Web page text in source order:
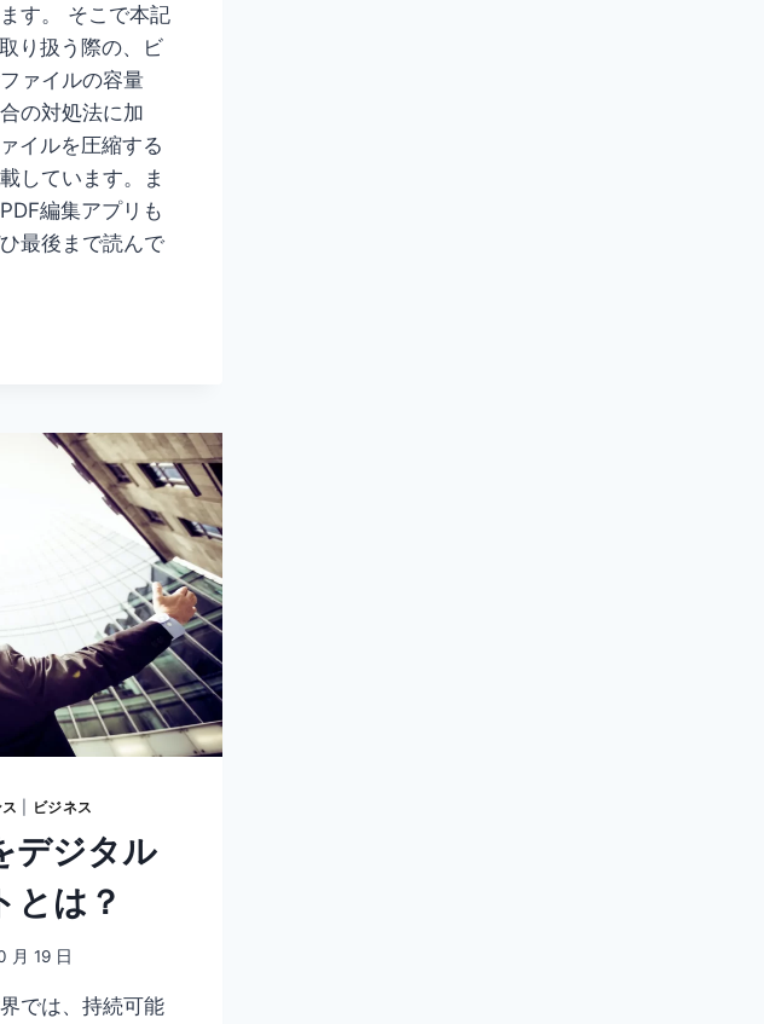
す。 そこで本記
り扱う際の、ビ
ァイルの容量
の対処法に加
イルを圧縮する
しています。ま
編集アプリも
最後まで読んで
ビジネス
デジタル
とは？
月 19 日
では、持続可能